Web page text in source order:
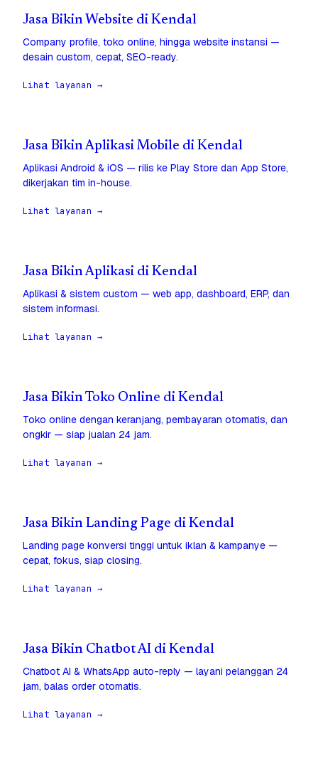
Jasa Bikin Website di Kendal
Company profile, toko online, hingga website instansi —
desain custom, cepat, SEO-ready.
Lihat layanan →
Jasa Bikin Aplikasi Mobile di Kendal
Aplikasi Android & iOS — rilis ke Play Store dan App Store,
dikerjakan tim in-house.
Lihat layanan →
Jasa Bikin Aplikasi di Kendal
Aplikasi & sistem custom — web app, dashboard, ERP, dan
sistem informasi.
Lihat layanan →
Jasa Bikin Toko Online di Kendal
Toko online dengan keranjang, pembayaran otomatis, dan
ongkir — siap jualan 24 jam.
Lihat layanan →
Jasa Bikin Landing Page di Kendal
Landing page konversi tinggi untuk iklan & kampanye —
cepat, fokus, siap closing.
Lihat layanan →
Jasa Bikin Chatbot AI di Kendal
Chatbot AI & WhatsApp auto-reply — layani pelanggan 24
jam, balas order otomatis.
Lihat layanan →